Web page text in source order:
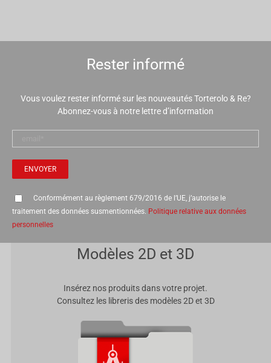
Rester informé
Vous voulez rester informé sur les nouveautés Torterolo & Re?
Abonnez-vous à notre lettre d’information
Conformément au règlement 679/2016 de l’UE, j’autorise le
traitement des données susmentionnées. Politique relative aux données
personnelles
Modèles 2D et 3D
Insérez nos produits dans votre projet.
Consultez les libreris des modèles 2D et 3D